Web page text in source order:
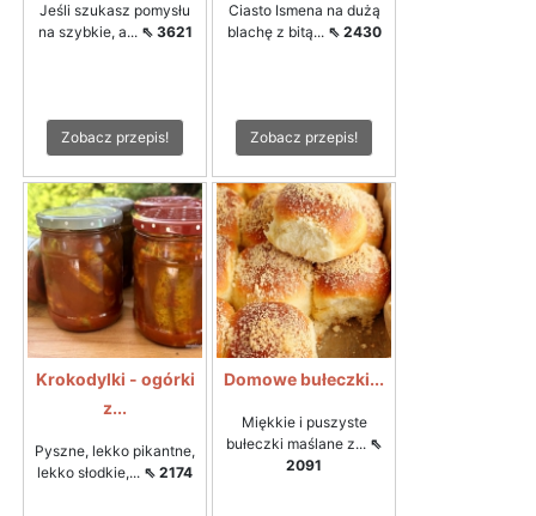
Jeśli szukasz pomysłu
na szybkie, a... ⇖ 3621
Zobacz przepis!
Ciasto Ismena na dużą
blachę z bitą... ⇖ 2430
Zobacz przepis!
Krokodylki - ogórki
z...
Pyszne, lekko pikantne,
lekko słodkie,... ⇖ 2174
Domowe bułeczki...
Miękkie i puszyste
bułeczki maślane z... ⇖
2091